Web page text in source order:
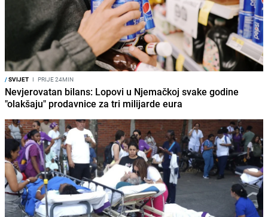
/SVIJET I PRIJE 24MIN
Nevjerovatan bilans: Lopovi u Njemačkoj svake godine
"olakšaju" prodavnice za tri milijarde eura